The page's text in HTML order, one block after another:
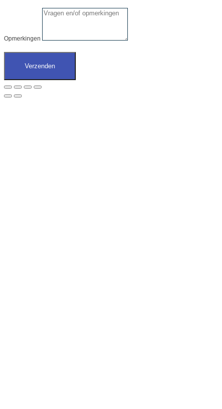
Opmerkingen
Verzenden